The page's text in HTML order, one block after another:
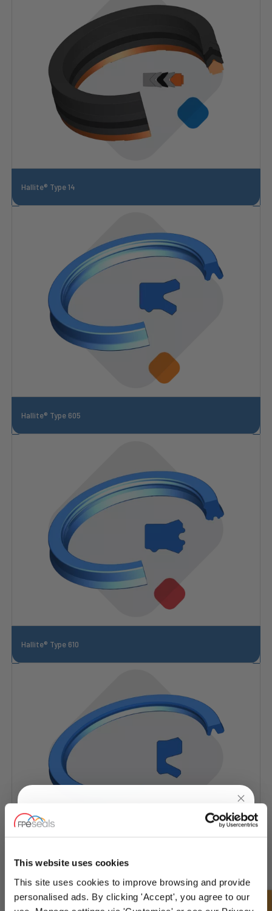
This website uses cookies
This site uses cookies to improve browsing and provide
personalised ads. By clicking 'Accept', you agree to our
Hallite® Type 14
Hallite® Type 605
Hallite® Type 610
UNLOCK10% OFF
YOURFIRST ORDER
Sign up for special offers and exclusive
deals